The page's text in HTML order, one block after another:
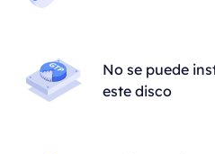
No se puede
este disco